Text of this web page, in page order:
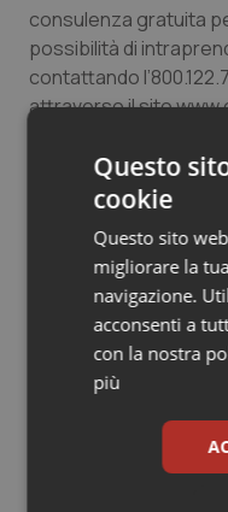
Salute orale &
Sangue &
Tiroide
Tumore al seno
Tumore ovarico
Tumori del
Tumori
Ulcera &
consulenza gratuita
possibilità di
contattando
attraverso il sito
04 Giugno 2021
© Riproduzione
Potrebbe
Lavoro e
Questo
cookie
Questo sito
migliorare la
navigazione.
acconsenti a
con la nostra
più